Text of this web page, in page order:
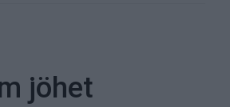
jöhet